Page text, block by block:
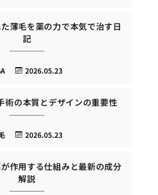
薄毛を薬の力で本気で治す日
記
2026.05.23
術の本質とデザインの重要性
2026.05.23
作用する仕組みと最新の成分
解説